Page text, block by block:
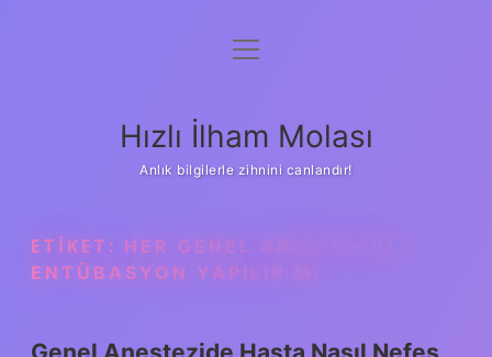
Anasayfa
Yasal Uyarı
menüyü
Hızlı İlham Molası
Anlık bilgilerle zihnini canlandır!
ETIKET: HER GENEL ANESTEZIDE
ENTÜBASYON YAPILIR MI